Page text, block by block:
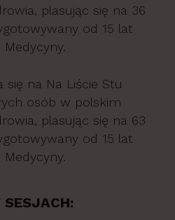
plasując się na 36
od 15 lat
się na Na Liście Stu
osób w polskim
plasując się na 63
od 15 lat